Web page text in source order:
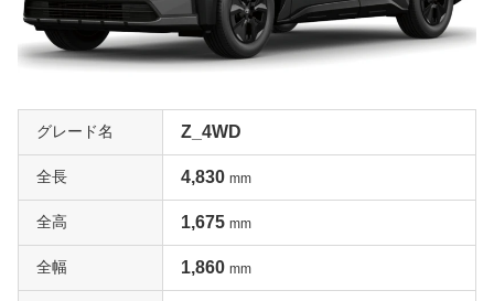
グレード名 Z_4WD
全長 4,830 mm
全高 1,675 mm
全幅 1,860 mm